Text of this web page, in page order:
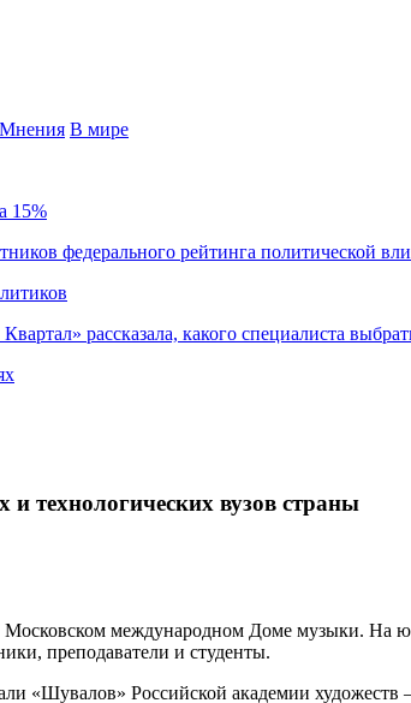
Мнения В мире
15%
федерального рейтинга политической
рассказала, какого специалиста
и технологических вузов страны
международном Доме музыки. На
преподаватели и студенты.
«Шувалов» Российской академии художеств